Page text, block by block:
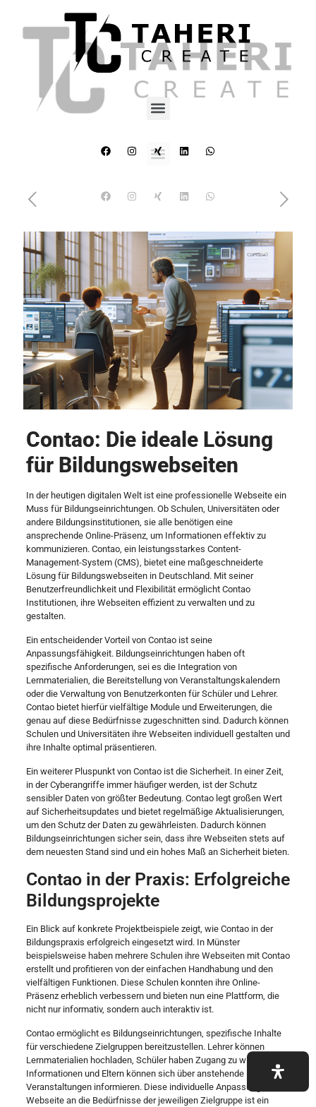
Contao: Die ideale Lösung
für Bildungswebseiten
In der heutigen digitalen Welt ist eine professionelle Webseite ein
Muss für Bildungseinrichtungen. Ob Schulen, Universitäten oder
andere Bildungsinstitutionen, sie alle benötigen eine
ansprechende Online-Präsenz, um Informationen effektiv zu
kommunizieren. Contao, ein leistungsstarkes Content-
Management-System (CMS), bietet eine maßgeschneiderte
Lösung für Bildungswebseiten in Deutschland. Mit seiner
Benutzerfreundlichkeit und Flexibilität ermöglicht Contao
Institutionen, ihre Webseiten effizient zu verwalten und zu
gestalten.
Ein entscheidender Vorteil von Contao ist seine
Anpassungsfähigkeit. Bildungseinrichtungen haben oft
spezifische Anforderungen, sei es die Integration von
Lernmaterialien, die Bereitstellung von Veranstaltungskalendern
oder die Verwaltung von Benutzerkonten für Schüler und Lehrer.
Contao bietet hierfür vielfältige Module und Erweiterungen, die
genau auf diese Bedürfnisse zugeschnitten sind. Dadurch können
Schulen und Universitäten ihre Webseiten individuell gestalten und
ihre Inhalte optimal präsentieren.
Ein weiterer Pluspunkt von Contao ist die Sicherheit. In einer Zeit,
in der Cyberangriffe immer häufiger werden, ist der Schutz
sensibler Daten von größter Bedeutung. Contao legt großen Wert
auf Sicherheitsupdates und bietet regelmäßige Aktualisierungen,
um den Schutz der Daten zu gewährleisten. Dadurch können
Bildungseinrichtungen sicher sein, dass ihre Webseiten stets auf
dem neuesten Stand sind und ein hohes Maß an Sicherheit bieten.
Contao in der Praxis: Erfolgreiche
Bildungsprojekte
Ein Blick auf konkrete Projektbeispiele zeigt, wie Contao in der
Bildungspraxis erfolgreich eingesetzt wird. In Münster
beispielsweise haben mehrere Schulen ihre Webseiten mit Contao
erstellt und profitieren von der einfachen Handhabung und den
vielfältigen Funktionen. Diese Schulen konnten ihre Online-
Präsenz erheblich verbessern und bieten nun eine Plattform, die
nicht nur informativ, sondern auch interaktiv ist.
Contao ermöglicht es Bildungseinrichtungen, spezifische Inhalte
für verschiedene Zielgruppen bereitzustellen. Lehrer können
Lernmaterialien hochladen, Schüler haben Zugang zu wichtigen
Informationen und Eltern können sich über anstehende
Veranstaltungen informieren. Diese individuelle Anpassung der
Webseite an die Bedürfnisse der jeweiligen Zielgruppe ist ein